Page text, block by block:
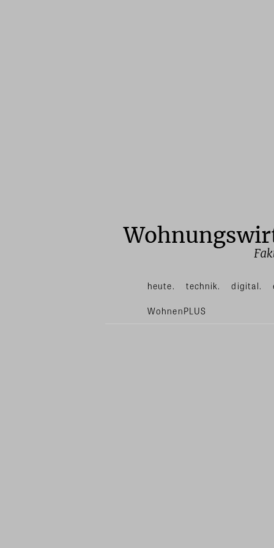
heute. technik. digital.
WohnenPLUS